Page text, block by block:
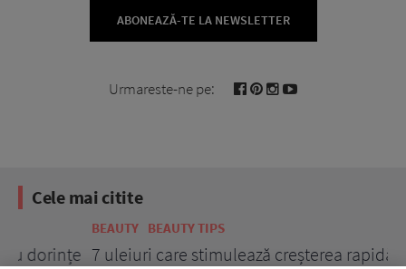
ABONEAZĂ-TE LA NEWSLETTER
Urmareste-ne pe:
Cele mai citite
BEAUTY TIPS
7 uleiuri care stimulează creșterea rapidă a